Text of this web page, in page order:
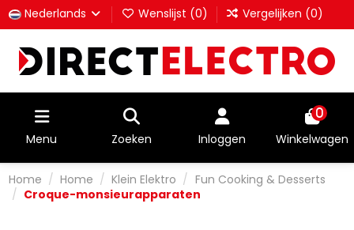
Nederlands Wenslijst (0) Vergelijken (0)
Menu Zoeken Inloggen
0
Winkelwagen
Home Home Klein Elektro
Fun Cooking & Desserts
Croque-monsieurapparaten